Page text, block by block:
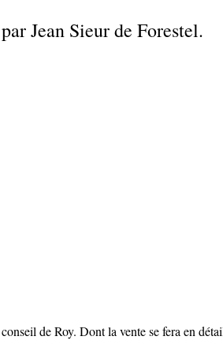
Jean Sieur de Forestel.
de Roy. Dont la vente se fera en